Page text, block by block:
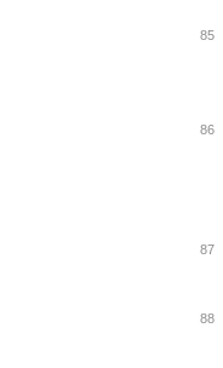
85
86
87
88